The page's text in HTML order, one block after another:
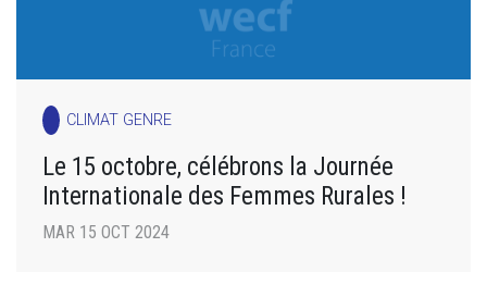
CLIMAT GENRE
Le 15 octobre, célébrons la Journée
Internationale des Femmes Rurales !
MAR 15 OCT 2024